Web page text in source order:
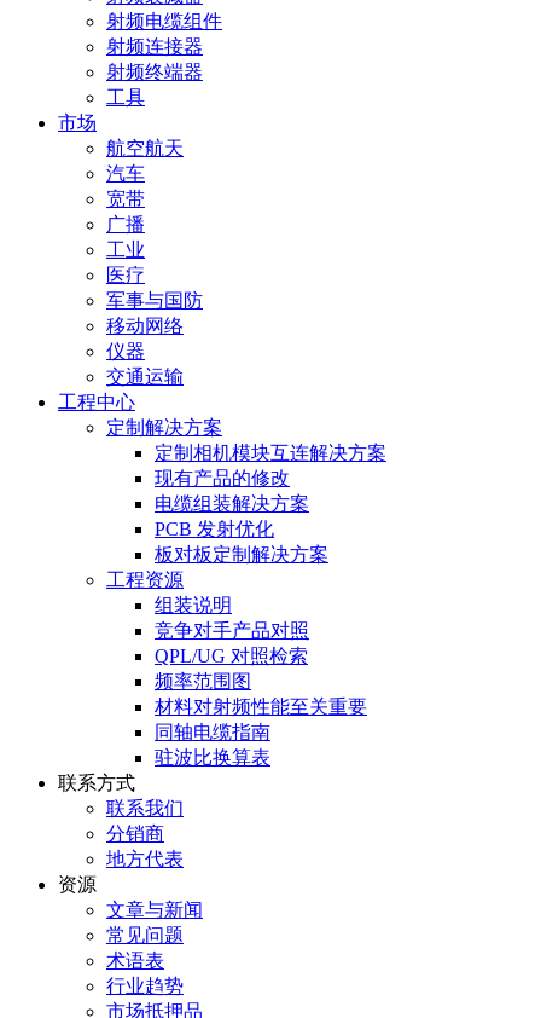
射频电缆组件
射频连接器
射频终端器
工具
市场
航空航天
汽车
宽带
广播
工业
医疗
军事与国防
移动网络
仪器
交通运输
工程中心
定制解决方案
定制相机模块互连解决方案
现有产品的修改
电缆组装解决方案
PCB 发射优化
板对板定制解决方案
工程资源
组装说明
竞争对手产品对照
QPL/UG 对照检索
频率范围图
材料对射频性能至关重要
同轴电缆指南
驻波比换算表
联系方式
联系我们
分销商
地方代表
资源
文章与新闻
常见问题
术语表
行业趋势
市场抵押品